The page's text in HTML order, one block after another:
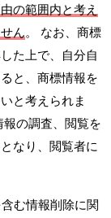
の範囲内と考え
ん。 なお、商標
た上で、自分自
と、商標情報を
と考えられま
の調査、閲覧を
なり、閲覧者に
む情報削除に関